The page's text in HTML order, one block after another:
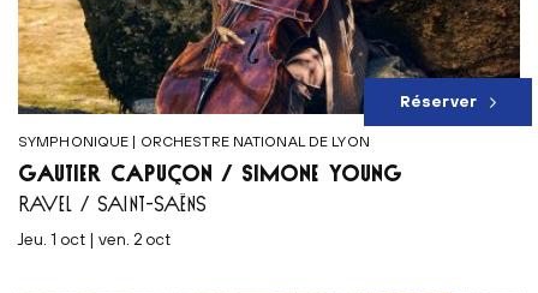
SYMPHONIQUE | ORCHESTRE NATIONAL DE LYON
GAUTIER CAPUÇON / SIMONE YOUNG
RAVEL / SAINT-SAËNS
jeu. 1 oct | ven. 2 oct
Réserver